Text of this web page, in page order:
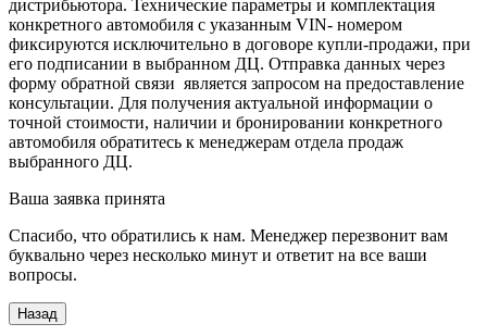
дистрибьютора. Технические параметры и комплектация
конкретного автомобиля с указанным VIN- номером
фиксируются исключительно в договоре купли-продажи, при
его подписании в выбранном ДЦ. Отправка данных через
форму обратной связи является запросом на предоставление
консультации. Для получения актуальной информации о
точной стоимости, наличии и бронировании конкретного
автомобиля обратитесь к менеджерам отдела продаж
выбранного ДЦ.
Ваша заявка принята
Спасибо, что обратились к нам. Менеджер перезвонит вам
буквально через несколько минут и ответит на все ваши
вопросы.
Назад